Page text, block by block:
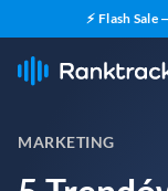
⚡ Flash
MARKETING